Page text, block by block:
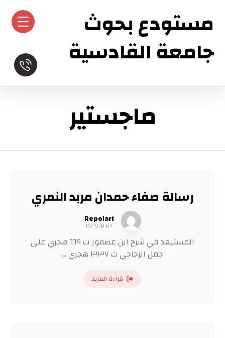
مستودع بحوث
جامعة القادسية
ماجستير
رسالة صفاء حمدان مربد النمري
Repo١art
١٩/٠٧/٢٠٢٦
المستبعد في شرح ابن عصفور ت ٦٦٩ هجري على
جمل الزجاجي ت ٣٣٧ هجري ...
قراءة المزيد